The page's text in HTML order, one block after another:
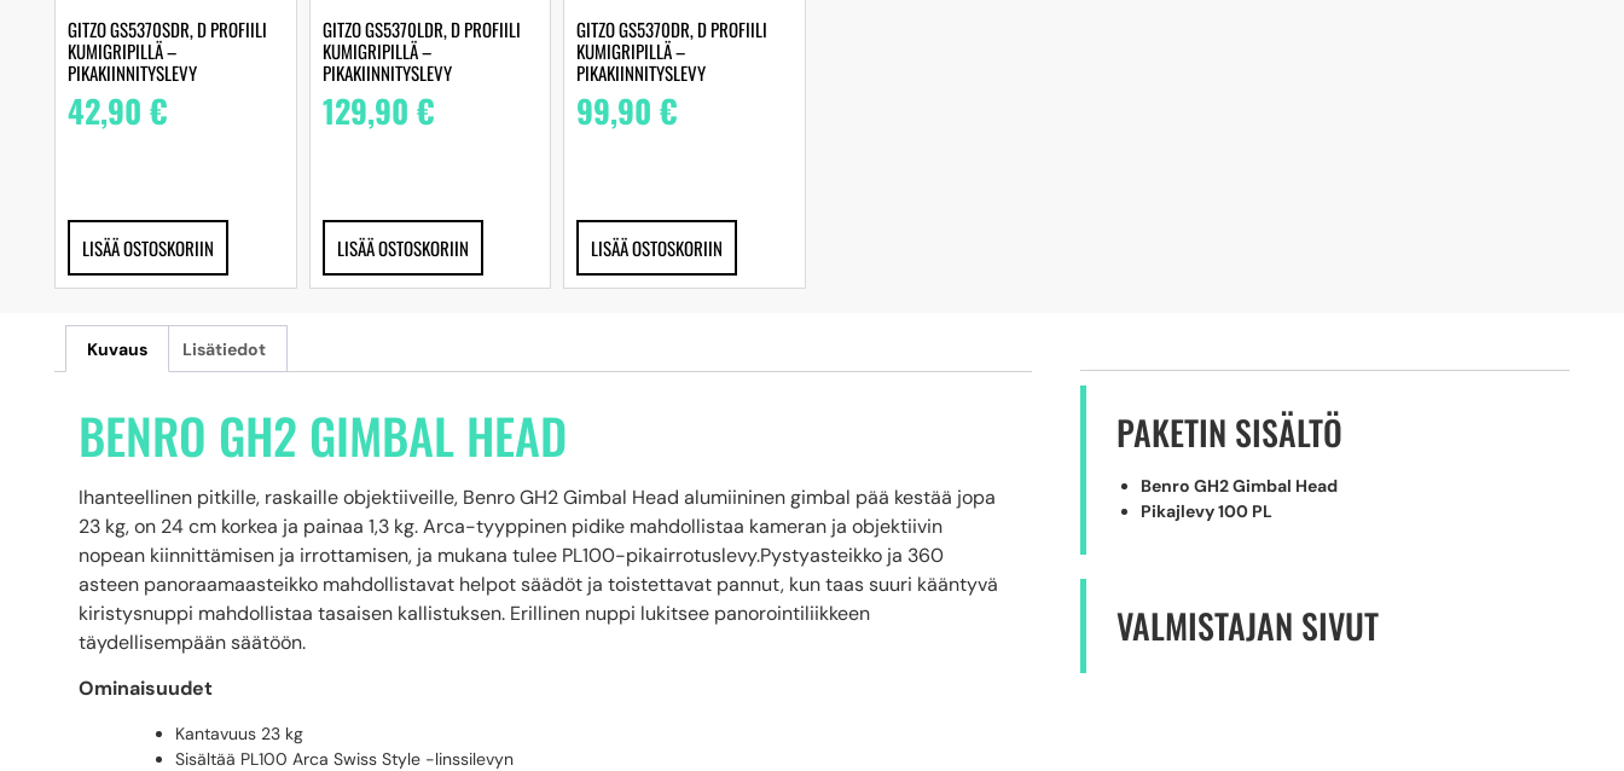
GITZO GS5370SDR, D PROFIILI
KUMIGRIPILLÄ –
PIKAKIINNITYSLEVY
42,90 €
LISÄÄ OSTOSKORIIN
GITZO GS5370LDR, D PROFIILI
KUMIGRIPILLÄ –
PIKAKIINNITYSLEVY
129,90 €
LISÄÄ OSTOSKORIIN
GITZO GS5370DR, D PROFIILI
KUMIGRIPILLÄ –
PIKAKIINNITYSLEVY
99,90€
LISÄÄ OSTOSKORIIN
Kuvaus Lisätiedot
BENRO GH2 GIMBAL HEAD
Ihanteellinen pitkille, raskaille objektiiveille, Benro GH2 Gimbal Head alumiininen gimbal pää kestää jopa
23 kg, on 24 cm korkea ja painaa 1,3 kg. Arca-tyyppinen pidike mahdollistaa kameran ja objektiivin
nopean kiinnittämisen ja irrottamisen, ja mukana tulee PL100-pikairrotuslevy.Pystyasteikko ja 360
asteen panoraamaasteikko mahdollistavat helpot säädöt ja toistettavat pannut, kun taas suuri kääntyvä
kiristysnuppi mahdollistaa tasaisen kallistuksen. Erillinen nuppi lukitsee panorointiliikkeen
täydellisempään säätöön.
Ominaisuudet
Kantavuus 23 kg
Sisältää PL100 Arca Swiss Style -linssilevyn
PAKETIN SISÄLTÖ
Benro GH2 Gimbal Head
Pikajlevy 100 PL
VALMISTAJAN SIVUT